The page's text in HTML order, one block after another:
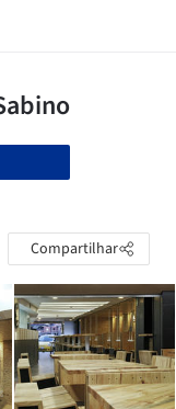
Compartilhar